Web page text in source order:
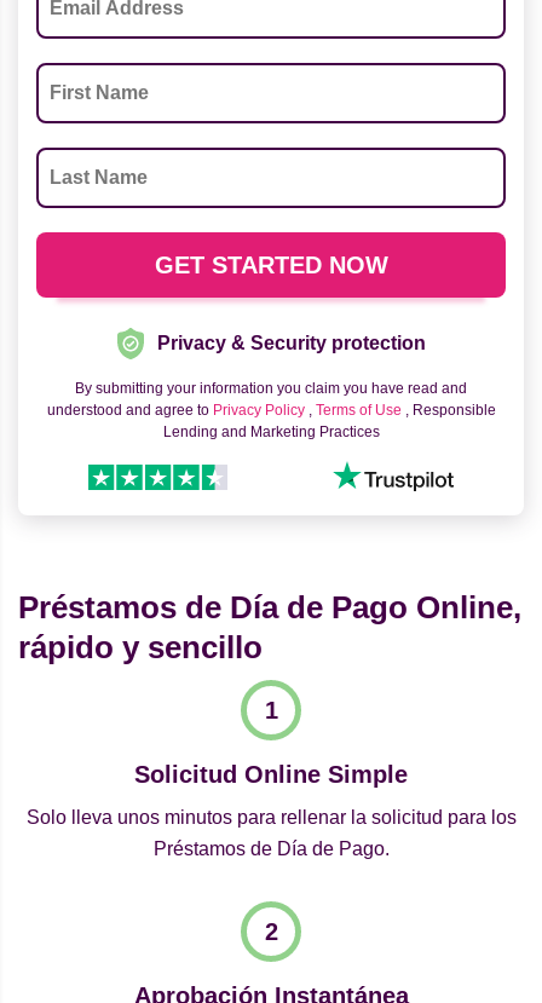
Privacy & Security protection
By submitting your information you claim you have read and
understood and agree to Privacy Policy , Terms of Use , Responsible
Lending and Marketing Practices
Préstamos de Día de Pago Online,
rápido y sencillo
Solicitud Online Simple
Solo lleva unos minutos para rellenar la solicitud para los
Préstamos de Día de Pago.
Aprobación Instantánea